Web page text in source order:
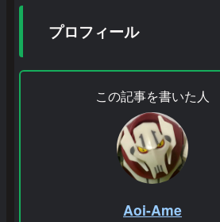
プロフィール
この記事を書いた人
Aoi-Ame